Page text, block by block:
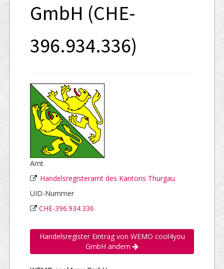
UID-Register
Marken-Register
GmbH (CHE-
396.934.336)
Amt
Handelsregisteramt des Kantons Thurgau
UID-Nummer
CHE-396.934.336
Handelsregister Eintrag von WEMO cool4you
GmbH ändern